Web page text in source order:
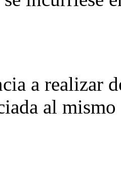
a realizar
al